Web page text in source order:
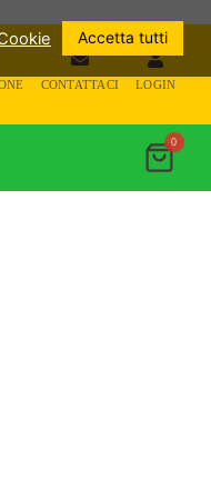
CONTATTACI LOGIN
0
Accetta tutti